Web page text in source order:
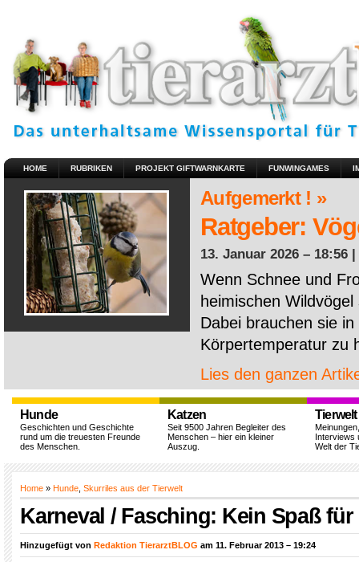
HOME RUBRIKEN PROJEKT GIFTWARNKARTE FUNWINGAMES
Aufgemerkt ! »
Ratgeber:
13. Januar 2026 – 18:56 |
Wenn Schnee und
heimischen
Dabei brauchen sie
Körpertemperatur zu
Lies den ganzen
Hunde
Geschichten und Geschichte
rund um die treuesten Freunde
des Menschen.
Katzen
Seit 9500 Jahren Begleiter des
Menschen – hier ein kleiner
Auszug.
Tierwelt
Interviews
Welt der
Home » Hunde Skurriles aus der Tierwelt
Karneval / Fasching: Kein Spaß
Hinzugefügt von Redaktion TierarztBLOG am 11. Februar 2013 – 19:24